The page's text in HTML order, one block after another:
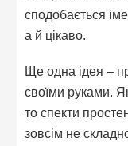
сподобається
а й цікаво.
Ще одна ідея –
своїми руками.
то спекти
зовсім не